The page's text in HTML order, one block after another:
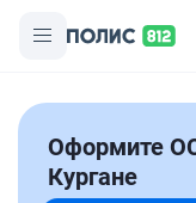
Оформите
Кургане